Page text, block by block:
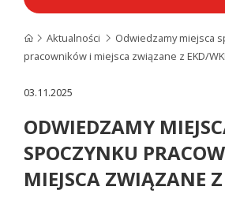
Aktualności
Odwiedzamy miejsca
pracowników i miejsca związane z EKD/
03.11.2025
ODWIEDZAMY
SPOCZYNKU
MIEJSCA ZWIĄZANE